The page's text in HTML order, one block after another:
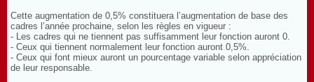
Cette augmentation de 0,5% constituera l’augmentation de base des
cadres l’année prochaine, selon les règles en vigueur :
- Les cadres qui ne tiennent pas suffisamment leur fonction auront 0.
- Ceux qui tiennent normalement leur fonction auront 0,5%.
- Ceux qui font mieux auront un pourcentage variable selon appréciation
de leur responsable.